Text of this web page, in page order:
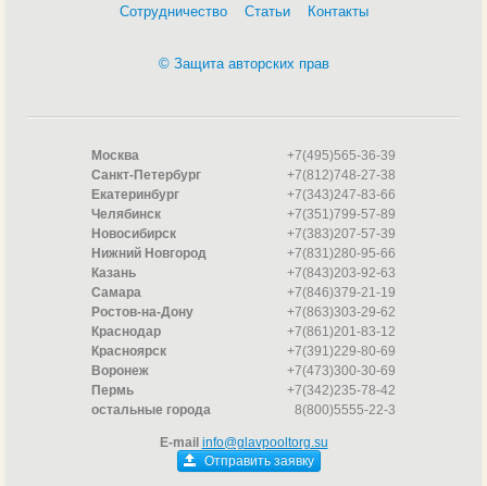
Сотрудничество Статьи Контакты
© Защита авторских прав
Москва
+7(495)565-36-39
Санкт-Петербург
+7(812)748-27-38
Екатеринбург
+7(343)247-83-66
Челябинск
+7(351)799-57-89
Новосибирск
+7(383)207-57-39
Нижний Новгород
+7(831)280-95-66
Казань
+7(843)203-92-63
Самара
+7(846)379-21-19
Ростов-на-Дону
+7(863)303-29-62
Краснодар
+7(861)201-83-12
Красноярск
+7(391)229-80-69
Воронеж
+7(473)300-30-69
Пермь
+7(342)235-78-42
остальные города
8(800)5555-22-3
E-mail info@glavpooltorg.su
Отправить заявку